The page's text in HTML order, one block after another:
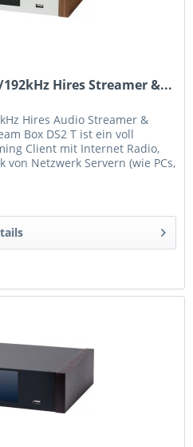
Hires Streamer &...
Hires Audio Streamer &
Box DS2 T ist ein voll
Client mit Internet Radio,
Netzwerk Servern (wie PCs,